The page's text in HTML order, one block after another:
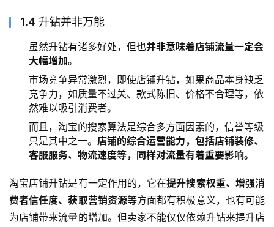
1.4 升钻并非万能
虽然升钻有诸多好处，但也并非意味着店铺流量一定会
大幅增加。
市场竞争异常激烈，即使店铺升钻，如果商品本身缺乏
竞争力，如质量不过关、款式陈旧、价格不合理等，依
然难以吸引消费者。
而且，淘宝的搜索算法是综合多方面因素的，信誉等级
只是其中之一。 店铺的综合运营能力，包括店铺装修、
客服服务、物流速度等，同样对流量有着重要影响。
淘宝店铺升钻是有一定作用的，它在提升搜索权重、增强消
费者信任度、获取营销资源等方面都有积极意义，也有可能
为店铺带来流量的增加。但卖家不能仅仅依赖升钻来提升店